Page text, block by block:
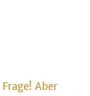
Aber